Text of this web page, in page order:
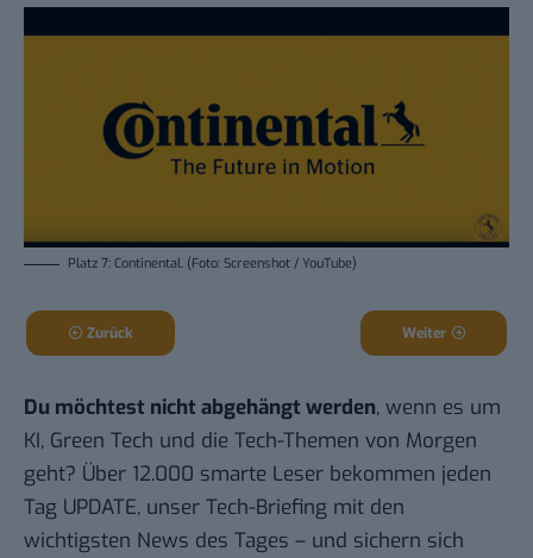
Platz 7: Continental. (Foto: Screenshot / YouTube)
Zurück Weiter
Du möchtest nicht abgehängt werden, wenn es um
KI, Green Tech und die Tech-Themen von Morgen
geht? Über 12.000 smarte Leser bekommen jeden
Tag UPDATE, unser Tech-Briefing mit den
wichtigsten News des Tages – und sichern sich